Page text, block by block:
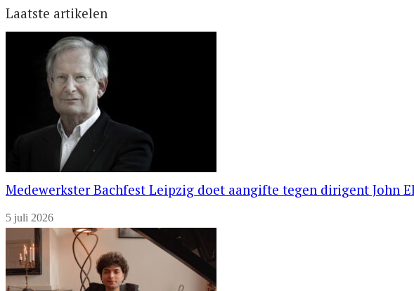
Laatste artikelen
Medewerkster Bachfest Leipzig doet aangifte tegen dirigent John
5 juli 2026